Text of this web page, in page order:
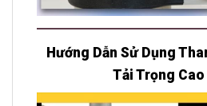
Hướng Dẫn Sử Dụng
Tải Trọng Cao